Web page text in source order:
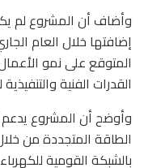
وأضاف أن المشروع لم
إضافتها خلال العام
المتوقع على نمو
القدرات الفنية
وأوضح أن المشروع
الطاقة المتجددة من
بالشبكة القومية